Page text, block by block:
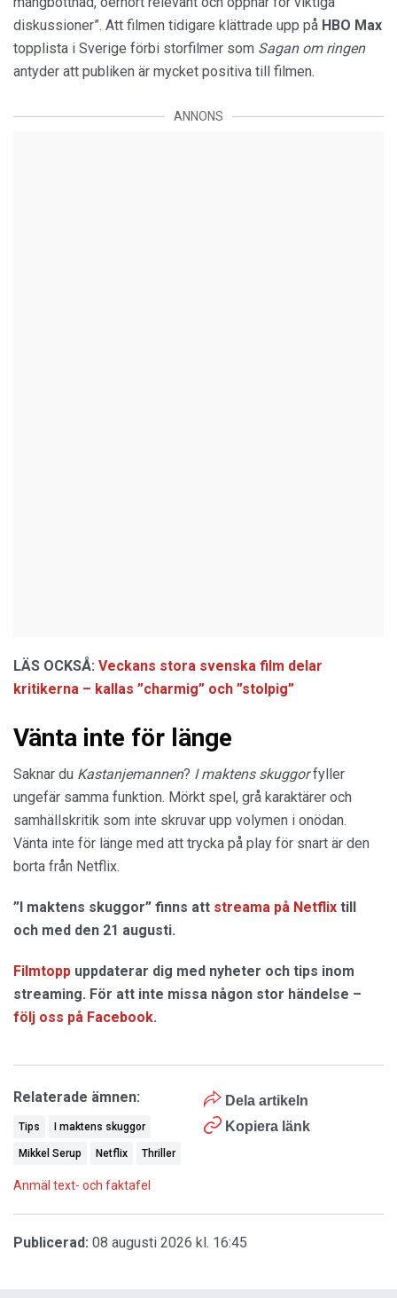
diskussioner”. Att filmen tidigare klättrade upp på HBO Max
topplista i Sverige förbi storfilmer som Sagan om ringen
antyder att publiken är mycket positiva till filmen.
ANNONS
LÄS OCKSÅ: Veckans stora svenska film delar
kritikerna – kallas ”charmig” och ”stolpig”
Vänta inte för länge
Saknar du Kastanjemannen? I maktens skuggorfyller
ungefär samma funktion. Mörkt spel, grå karaktärer och
samhällskritik som inte skruvar upp volymen i onödan.
Vänta inte för länge med att trycka på play för snart är den
borta från Netflix.
”I maktens skuggor” finns att streama på Netflix till
och med den 21 augusti.
Filmtopp uppdaterar dig med nyheter och tips inom
streaming. För att inte missa någon stor händelse –
följ oss på Facebook.
Dela artikeln
Kopiera länk
Relaterade ämnen:
Tips I maktens skuggor
Mikkel Serup Netflix Thriller
Anmäl text- och faktafel
Publicerad: 08 augusti 2026 kl. 16:45